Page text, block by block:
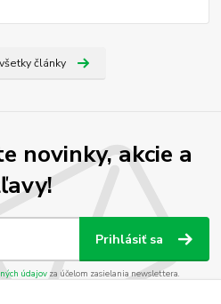
články
novinky, akcie a
Prihlásiť sa
údajov za účelom zasielania newslettera.